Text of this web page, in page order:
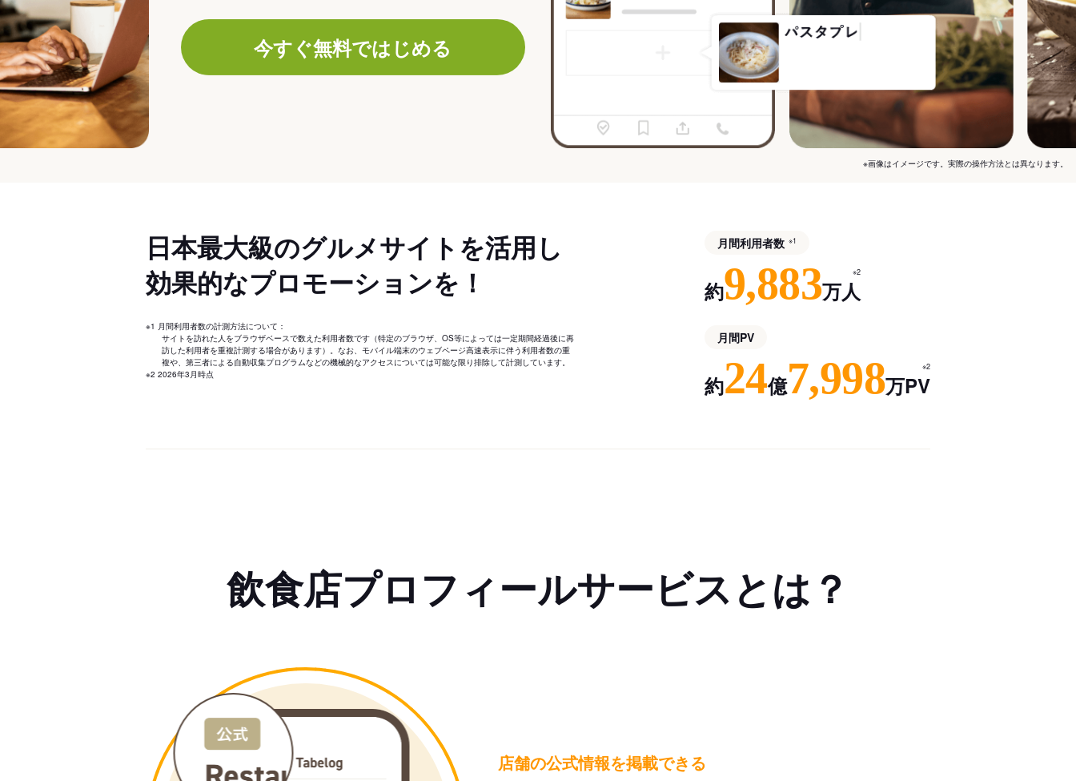
今すぐ無料ではじめる
※画像はイメージです。実際の操作方法とは異なります。
日本最大級のグルメサイトを活用し
効果的なプロモーションを！
※1 月間利用者数の計測方法について：
サイトを訪れた人をブラウザベースで数えた利用者数です（特定のブラウザ、OS等によっては一定期間経過後に再
訪した利用者を重複計測する場合があります）。なお、モバイル端末のウェブページ高速表示に伴う利用者数の重
複や、第三者による自動収集プログラムなどの機械的なアクセスについては可能な限り排除して計測しています。
※2 2026年3月時点
月間利用者数 ※1
約9,883万人
※2
月間PV
約24億7,998万PV
※2
飲食店プロフィールサービスとは？
店舗の公式情報を掲載できる